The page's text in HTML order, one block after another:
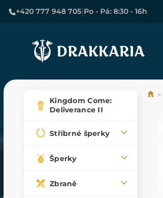
+420 777 948 705|Po - Pá: 8:30 - 16h
Kingdom Come:
Deliverance II
Stříbrné šperky
Šperky
Zbraně